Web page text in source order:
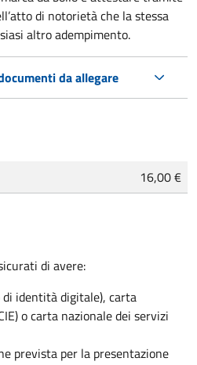
di notorietà che la stessa
altro adempimento.
da allegare
16,00 €
di avere:
di identità digitale), carta
o carta nazionale dei servizi
prevista per la presentazione